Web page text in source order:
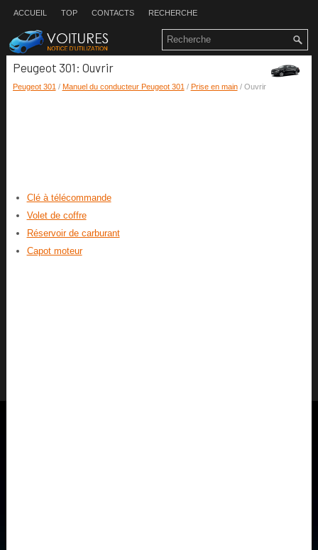
ACCUEIL TOP CONTACTS RECHERCHE
Peugeot 301: Ouvrir
Peugeot 301 / Manuel du conducteur Peugeot 301 / Prise en main/ Ouvrir
Clé à télécommande
Volet de coffre
Réservoir de carburant
Capot moteur